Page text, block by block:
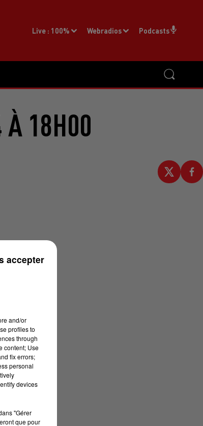
Live : 100% Webradios Podcasts
À 18H00
and/or
profiles to
through
content; Use
fix errors;
personal
devices
"Gérer
que pour
accepter